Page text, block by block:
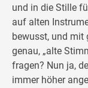
und in die Stille
auf alten
bewusst, und mit
genau, „alte
fragen? Nun ja,
immer höher